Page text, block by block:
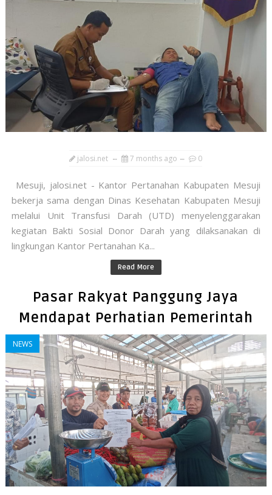
jalosi.net 7 months ago 0
Mesuji, jalosi.net - Kantor Pertanahan Kabupaten Mesuji
bekerja sama dengan Dinas Kesehatan Kabupaten Mesuji
melalui Unit Transfusi Darah (UTD) menyelenggarakan
kegiatan Bakti Sosial Donor Darah yang dilaksanakan di
lingkungan Kantor Pertanahan Ka...
Read More
Pasar Rakyat Panggung Jaya
Mendapat Perhatian Pemerintah
NEWS